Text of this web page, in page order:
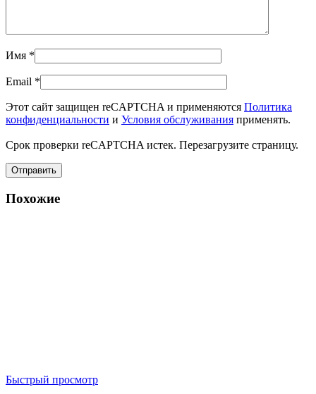
Имя *
Email *
Этот сайт защищен reCAPTCHA и применяются Политика
конфиденциальности и Условия обслуживания применять.
Срок проверки reCAPTCHA истек. Перезагрузите страницу.
Похожие
Быстрый просмотр